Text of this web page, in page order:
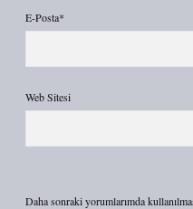
E-Posta*
Web Sitesi
Daha sonraki yorumlarımda